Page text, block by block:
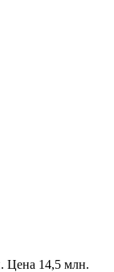
Цена 14,5 млн.